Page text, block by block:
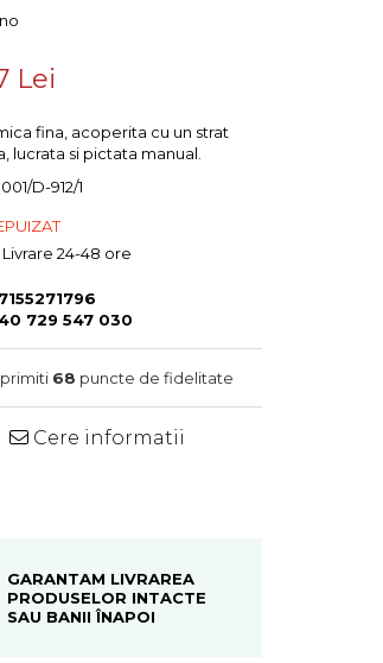
Lei
fina, acoperita cu un strat
lucrata si pictata manual.
D-912/1
Livrare 24-48 ore
729 547 030
68 puncte de fidelitate
Cere informatii
GARANTAM LIVRAREA
PRODUSELOR INTACTE
SAU BANII ÎNAPOI